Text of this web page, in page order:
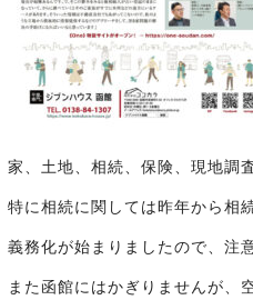
家、土地、相続、保険、現地調
特に相続に関しては昨年から相
義務化が始まりましたので、注
また函館にはかぎりませんが、